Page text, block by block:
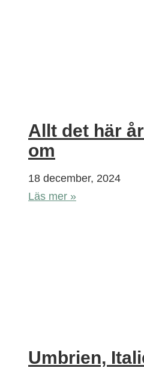
Allt det här
om
18 december, 2024
Läs mer »
Umbrien,